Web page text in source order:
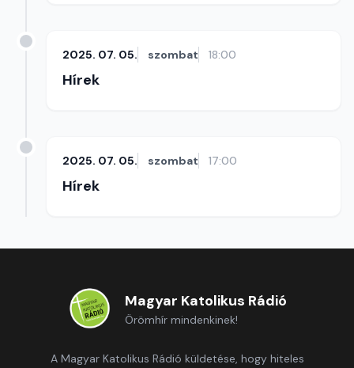
2025. 07. 05. szombat 18:00
Hírek
2025. 07. 05. szombat 17:00
Hírek
Magyar Katolikus Rádió
Örömhír mindenkinek!
A Magyar Katolikus Rádió küldetése, hogy hiteles